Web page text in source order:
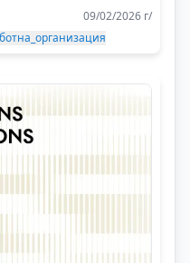
09/02/2026 г/